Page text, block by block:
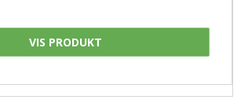
VIS PRODUKT